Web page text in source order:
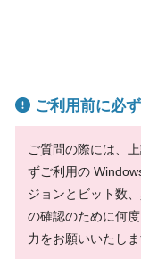
ご利用前に必
ご質問の際には、
ずご利用の
ジョンとビット数
の確認のために何
力をお願いいたしま